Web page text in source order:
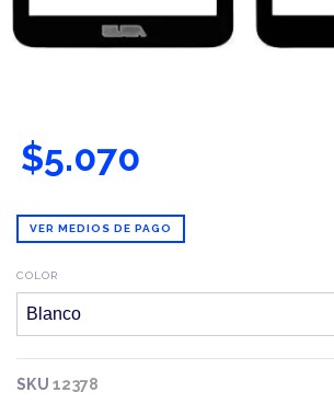
$5.070
VER MEDIOS DE PAGO
COLOR
SKU12378